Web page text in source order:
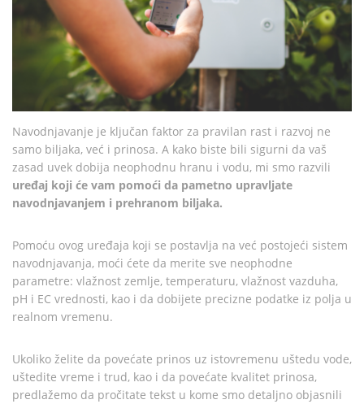
Navodnjavanje je ključan faktor za pravilan rast i razvoj ne
samo biljaka, već i prinosa. A kako biste bili sigurni da vaš
zasad uvek dobija neophodnu hranu i vodu, mi smo razvili
uređaj koji će vam pomoći da pametno upravljate
navodnjavanjem i prehranom biljaka.
Pomoću ovog uređaja koji se postavlja na već postojeći sistem
navodnjavanja, moći ćete da merite sve neophodne
parametre: vlažnost zemlje, temperaturu, vlažnost vazduha,
pH i EC vrednosti, kao i da dobijete precizne podatke iz polja u
realnom vremenu.
Ukoliko želite da povećate prinos uz istovremenu uštedu vode,
uštedite vreme i trud, kao i da povećate kvalitet prinosa,
predlažemo da pročitate tekst u kome smo detaljno objasnili